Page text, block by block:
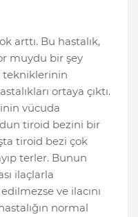
arttı. Bu hastalık,
muydu bir şey
tekniklerinin
ortaya çıktı.
vücuda
tiroid bezini bir
tiroid bezi çok
terler. Bunun
ilaçlarla
ve ilacını
normal